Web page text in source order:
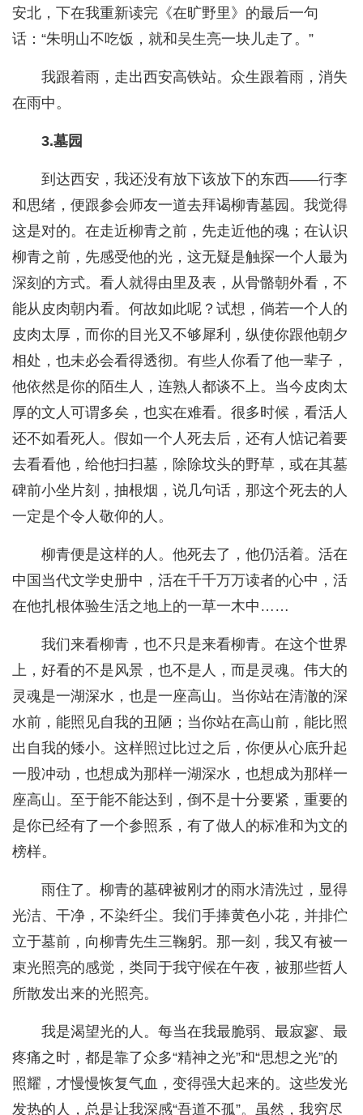
安北，下在我重新读完《在旷野里》的最后一句
话：“朱明山不吃饭，就和吴生亮一块儿走了。”
我跟着雨，走出西安高铁站。众生跟着雨，消失
在雨中。
3.墓园
到达西安，我还没有放下该放下的东西——行李
和思绪，便跟参会师友一道去拜谒柳青墓园。我觉得
这是对的。在走近柳青之前，先走近他的魂；在认识
柳青之前，先感受他的光，这无疑是触探一个人最为
深刻的方式。看人就得由里及表，从骨骼朝外看，不
能从皮肉朝内看。何故如此呢？试想，倘若一个人的
皮肉太厚，而你的目光又不够犀利，纵使你跟他朝夕
相处，也未必会看得透彻。有些人你看了他一辈子，
他依然是你的陌生人，连熟人都谈不上。当今皮肉太
厚的文人可谓多矣，也实在难看。很多时候，看活人
还不如看死人。假如一个人死去后，还有人惦记着要
去看看他，给他扫扫墓，除除坟头的野草，或在其墓
碑前小坐片刻，抽根烟，说几句话，那这个死去的人
一定是个令人敬仰的人。
柳青便是这样的人。他死去了，他仍活着。活在
中国当代文学史册中，活在千千万万读者的心中，活
在他扎根体验生活之地上的一草一木中……
我们来看柳青，也不只是来看柳青。在这个世界
上，好看的不是风景，也不是人，而是灵魂。伟大的
灵魂是一湖深水，也是一座高山。当你站在清澈的深
水前，能照见自我的丑陋；当你站在高山前，能比照
出自我的矮小。这样照过比过之后，你便从心底升起
一股冲动，也想成为那样一湖深水，也想成为那样一
座高山。至于能不能达到，倒不是十分要紧，重要的
是你已经有了一个参照系，有了做人的标准和为文的
榜样。
雨住了。柳青的墓碑被刚才的雨水清洗过，显得
光洁、干净，不染纤尘。我们手捧黄色小花，并排伫
立于墓前，向柳青先生三鞠躬。那一刻，我又有被一
束光照亮的感觉，类同于我守候在午夜，被那些哲人
所散发出来的光照亮。
我是渴望光的人。每当在我最脆弱、最寂寥、最
疼痛之时，都是靠了众多“精神之光”和“思想之光”的
照耀，才慢慢恢复气血，变得强大起来的。这些发光
发热的人，总是让我深感“吾道不孤”。虽然，我穷尽